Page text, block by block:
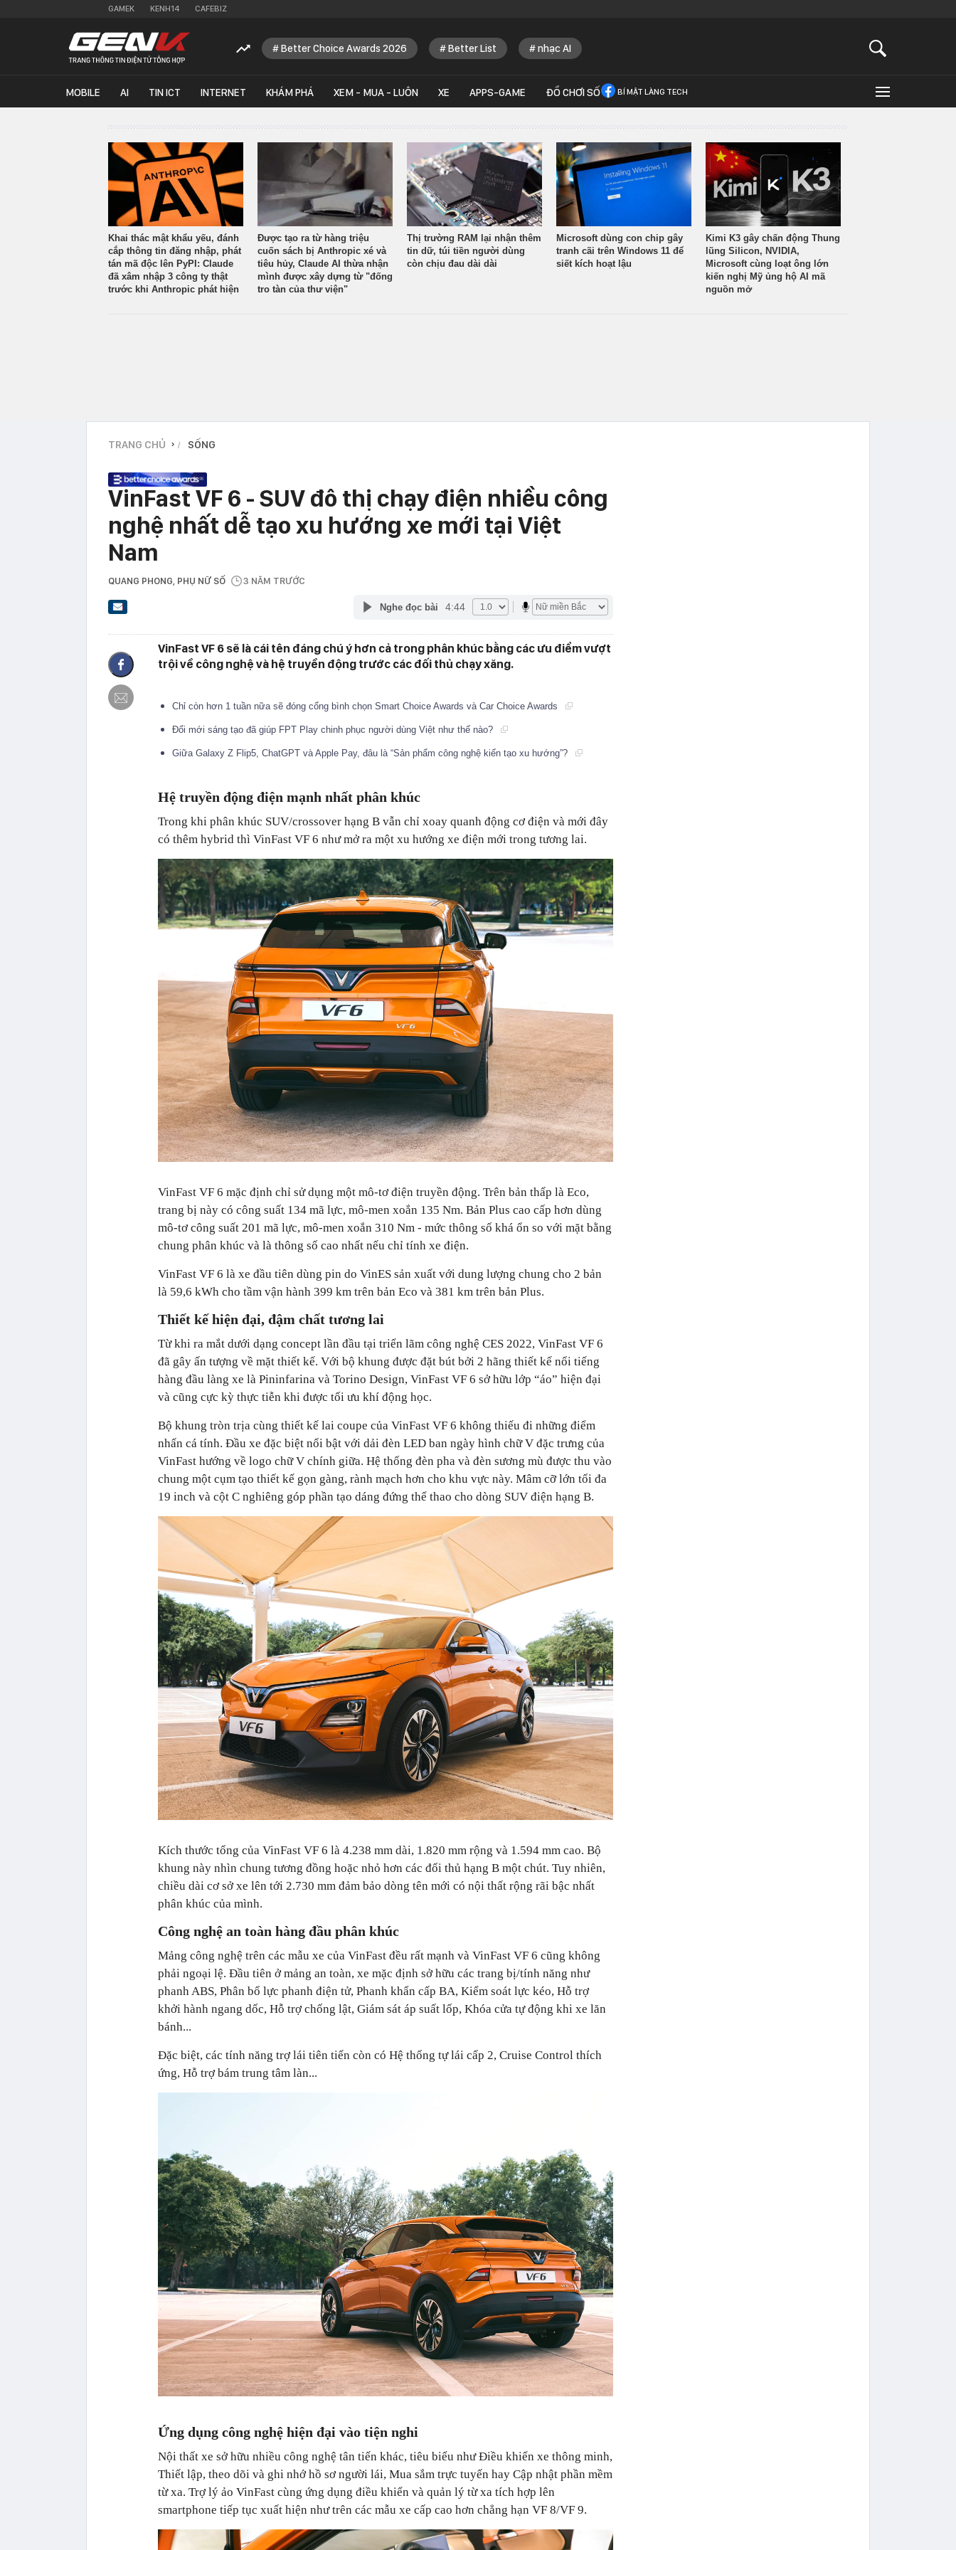
GAMEK KENH14 CAFEBIZ
Better Choice Awards 2026 Better List nhạc AI
MOBILE AI TIN ICT INTERNET KHÁM PHÁ XEM - MUA - LUÔN XE APPS-GAME ĐỒ CHƠI SỐ BÍ MẬT LÀNG TECH
Khai thác mật khẩu yếu, đánh
cắp thông tin đăng nhập, phát
tán mã độc lên PyPI: Claude
đã xâm nhập 3 công ty thật
trước khi Anthropic phát hiện
Được tạo ra từ hàng triệu
cuốn sách bị Anthropic xé và
tiêu hủy, Claude AI thừa nhận
mình được xây dựng từ "đống
tro tàn của thư viện"
Thị trường RAM lại nhận thêm
tin dữ, túi tiền người dùng
còn chịu đau dài dài
Microsoft dùng con chip gây
tranh cãi trên Windows 11 để
siết kích hoạt lậu
Kimi K3 gây chấn động Thung
lũng Silicon, NVIDIA,
Microsoft cùng loạt ông lớn
kiến nghị Mỹ ủng hộ AI mã
nguồn mở
TRANG CHỦ › SỐNG
VinFast VF 6 - SUV đô thị chạy điện nhiều công
nghệ nhất dễ tạo xu hướng xe mới tại Việt
Nam
QUANG PHONG , PHỤ NỮ SỐ 3 NĂM TRƯỚC
Nghe đọc bài 4:44
VinFast VF 6 sẽ là cái tên đáng chú ý hơn cả trong phân khúc bằng các ưu điểm vượt
trội về công nghệ và hệ truyền động trước các đối thủ chạy xăng.
Chỉ còn hơn 1 tuần nữa sẽ đóng cổng bình chọn Smart Choice Awards và Car Choice Awards
Đổi mới sáng tạo đã giúp FPT Play chinh phục người dùng Việt như thế nào?
Giữa Galaxy Z Flip5, ChatGPT và Apple Pay, đâu là “Sản phẩm công nghệ kiến tạo xu hướng”?
Hệ truyền động điện mạnh nhất phân khúc
Trong khi phân khúc SUV/crossover hạng B vẫn chỉ xoay quanh động cơ điện và mới đây
có thêm hybrid thì VinFast VF 6 như mở ra một xu hướng xe điện mới trong tương lai.
VinFast VF 6 mặc định chỉ sử dụng một mô-tơ điện truyền động. Trên bản thấp là Eco,
trang bị này có công suất 134 mã lực, mô-men xoắn 135 Nm. Bản Plus cao cấp hơn dùng
mô-tơ công suất 201 mã lực, mô-men xoắn 310 Nm - mức thông số khá ổn so với mặt bằng
chung phân khúc và là thông số cao nhất nếu chỉ tính xe điện.
VinFast VF 6 là xe đầu tiên dùng pin do VinES sản xuất với dung lượng chung cho 2 bản
là 59,6 kWh cho tầm vận hành 399 km trên bản Eco và 381 km trên bản Plus.
Thiết kế hiện đại, đậm chất tương lai
Từ khi ra mắt dưới dạng concept lần đầu tại triển lãm công nghệ CES 2022, VinFast VF 6
đã gây ấn tượng về mặt thiết kế. Với bộ khung được đặt bút bởi 2 hãng thiết kế nổi tiếng
hàng đầu làng xe là Pininfarina và Torino Design, VinFast VF 6 sở hữu lớp “áo” hiện đại
và cũng cực kỳ thực tiễn khi được tối ưu khí động học.
Bộ khung tròn trịa cùng thiết kế lai coupe của VinFast VF 6 không thiếu đi những điểm
nhấn cá tính. Đầu xe đặc biệt nổi bật với dải đèn LED ban ngày hình chữ V đặc trưng của
VinFast hướng về logo chữ V chính giữa. Hệ thống đèn pha và đèn sương mù được thu vào
chung một cụm tạo thiết kế gọn gàng, rành mạch hơn cho khu vực này. Mâm cỡ lớn tối đa
19 inch và cột C nghiêng góp phần tạo dáng đứng thể thao cho dòng SUV điện hạng B.
Kích thước tổng của VinFast VF 6 là 4.238 mm dài, 1.820 mm rộng và 1.594 mm cao. Bộ
khung này nhìn chung tương đồng hoặc nhỏ hơn các đối thủ hạng B một chút. Tuy nhiên,
chiều dài cơ sở xe lên tới 2.730 mm đảm bảo dòng tên mới có nội thất rộng rãi bậc nhất
phân khúc của mình.
Công nghệ an toàn hàng đầu phân khúc
Mảng công nghệ trên các mẫu xe của VinFast đều rất mạnh và VinFast VF 6 cũng không
phải ngoại lệ. Đầu tiên ở mảng an toàn, xe mặc định sở hữu các trang bị/tính năng như
phanh ABS, Phân bổ lực phanh điện tử, Phanh khẩn cấp BA, Kiểm soát lực kéo, Hỗ trợ
khởi hành ngang dốc, Hỗ trợ chống lật, Giám sát áp suất lốp, Khóa cửa tự động khi xe lăn
bánh...
Đặc biệt, các tính năng trợ lái tiên tiến còn có Hệ thống tự lái cấp 2, Cruise Control thích
ứng, Hỗ trợ bám trung tâm làn...
Ứng dụng công nghệ hiện đại vào tiện nghi
Nội thất xe sở hữu nhiều công nghệ tân tiến khác, tiêu biểu như Điều khiển xe thông minh,
Thiết lập, theo dõi và ghi nhớ hồ sơ người lái, Mua sắm trực tuyến hay Cập nhật phần mềm
từ xa. Trợ lý ảo VinFast cùng ứng dụng điều khiển và quản lý từ xa tích hợp lên
smartphone tiếp tục xuất hiện như trên các mẫu xe cấp cao hơn chẳng hạn VF 8/VF 9.